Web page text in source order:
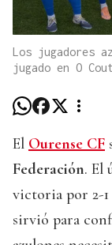
Los jugadores
jugado en O
El Ourense CF
Federación. El
victoria por 2-1
sirvió para